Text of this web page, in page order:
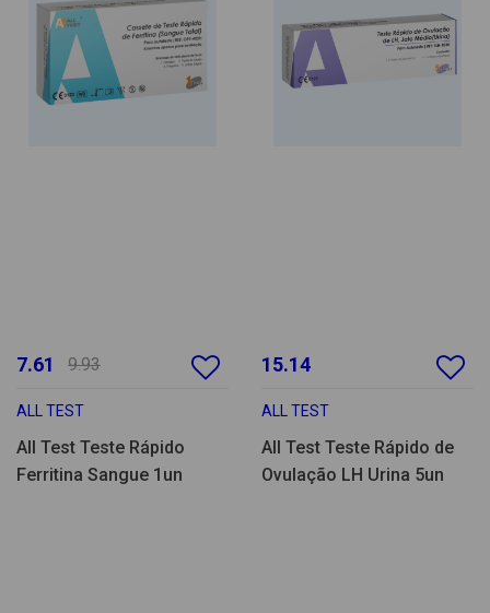
7.61 9.93
ALL TEST
All Test Teste Rápido
Ferritina Sangue 1un
15.14
ALL TEST
All Test Teste Rápido de
Ovulação LH Urina 5un